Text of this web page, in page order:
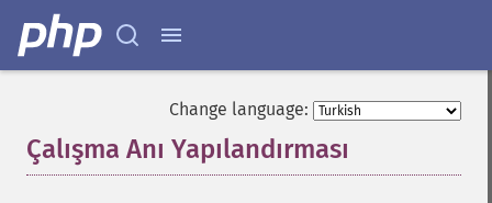
Change language:
Çalışma Anı Yapılandırması